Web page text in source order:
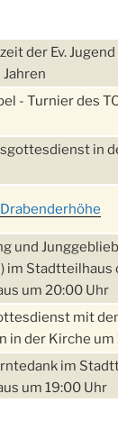
der Ev.
Jahren
- Turnier des
in
und
im Stadtteilhaus
um 20:00 Uhr
mit
in der Kirche um
im
um 19:00 Uhr